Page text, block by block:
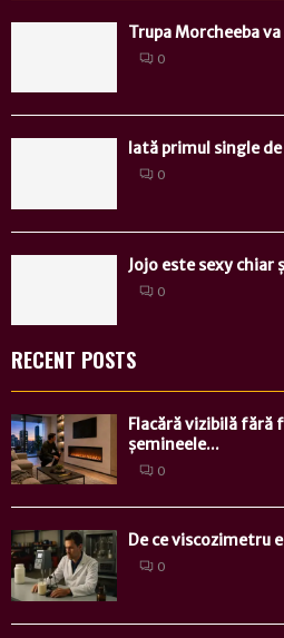
Trupa Morcheeba
0
Iată primul single
0
Jojo este sexy chiar
0
RECENT POSTS
Flacără vizibilă fără
șemineele...
0
De ce viscozimetru
0